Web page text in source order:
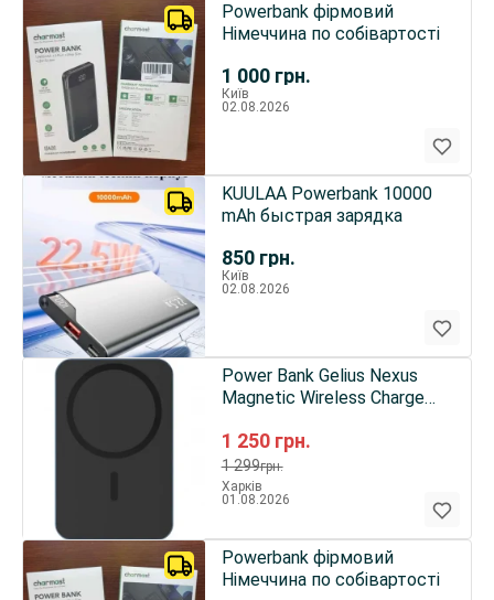
1 000 грн.
Powerbank фірмовий
Німеччина по собівартості
Київ
02.08.2026
850 грн.
KUULAA Powerbank 10000
mAh быстрая зарядка
Київ
02.08.2026
1 250 грн.
1 299грн.
Power Bank Gelius Nexus
Magnetic Wireless Charge
Dark Blue
Харків
01.08.2026
Powerbank фірмовий
Німеччина по собівартості